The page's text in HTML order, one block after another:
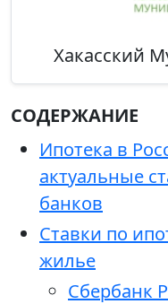
Хакасский
СОДЕРЖАНИЕ
Ипотека в
актуальные
банков
Ставки по
жилье
Сбербанк